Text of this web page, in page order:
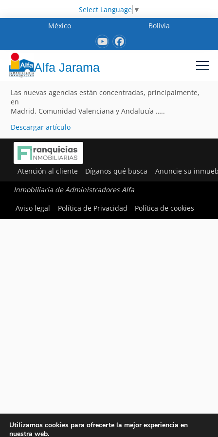
Select Language ▼
México
Bolivia
Alfa Jarama
Las nuevas agencias están concentradas, principalmente,
en
Madrid, Comunidad Valenciana y Andalucía …..
Descargar artículo
Atención al cliente Díganos qué busca Anuncie su
Inmobiliaria de Administradores Alfa
Aviso legal
Política de Privacidad Política de cookies
Utilizamos cookies para ofrecerte la mejor experiencia en
nuestra web.